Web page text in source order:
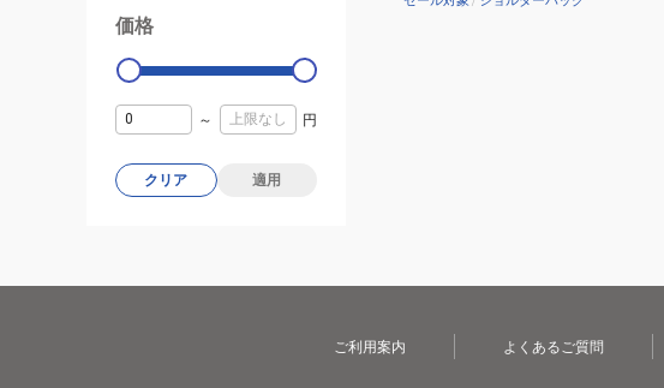
価格
0
～ 円
クリア 適用
ご利用案内 よくあるご質問